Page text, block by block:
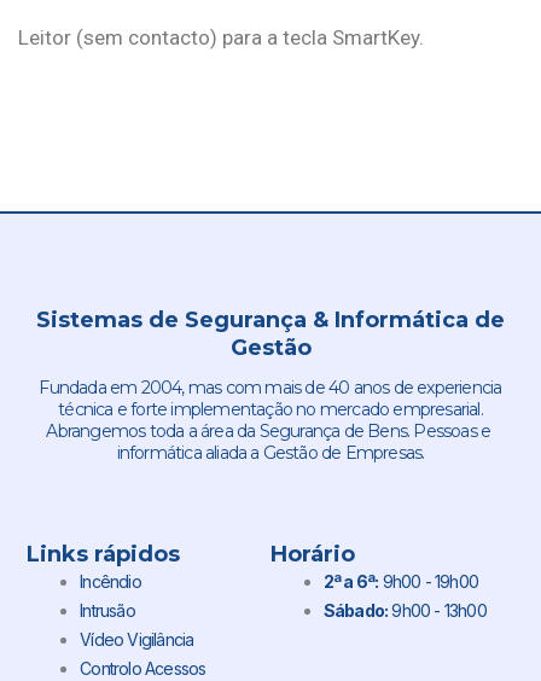
Leitor (sem contacto) para a tecla SmartKey.
Sistemas de Segurança & Informática de
Gestão
Fundada em 2004, mas com mais de 40 anos de experiencia
técnica e forte implementação no mercado empresarial.
Abrangemos toda a área da Segurança de Bens. Pessoas e
informática aliada a Gestão de Empresas.
Links rápidos
Incêndio
Intrusão
Vídeo Vigilância
Controlo Acessos
Horário
2ª a 6ª: 9h00 - 19h00
Sábado:9h00 - 13h00